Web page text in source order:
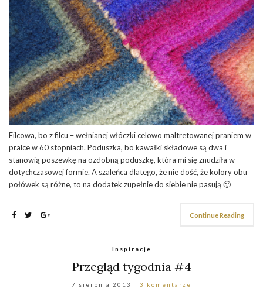
Filcowa, bo z filcu – wełnianej włóczki celowo maltretowanej praniem w
pralce w 60 stopniach. Poduszka, bo kawałki składowe są dwa i
stanowią poszewkę na ozdobną poduszkę, która mi się znudziła w
dotychczasowej formie. A szaleńca dlatego, że nie dość, że kolory obu
połówek są różne, to na dodatek zupełnie do siebie nie pasują 🙂
Continue Reading
Inspiracje
Przegląd tygodnia #4
7 sierpnia 2013 3 komentarze